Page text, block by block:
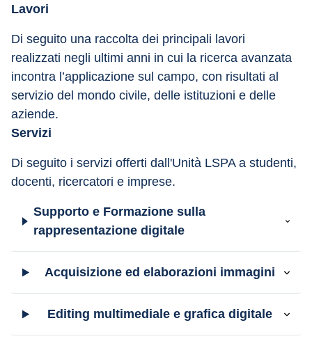
Lavori
Di seguito una raccolta dei principali lavori
realizzati negli ultimi anni in cui la ricerca avanzata
incontra l’applicazione sul campo, con risultati al
servizio del mondo civile, delle istituzioni e delle
aziende.
Servizi
Di seguito i servizi offerti dall'Unità LSPA a studenti,
docenti, ricercatori e imprese.
Supporto e Formazione sulla
rappresentazione digitale
Acquisizione ed elaborazioni immagini
Editing multimediale e grafica digitale